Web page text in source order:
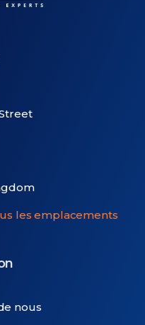
les emplacements
nous